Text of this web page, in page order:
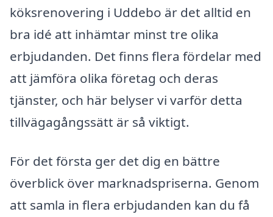
köksrenovering i Uddebo är det alltid en
bra idé att inhämtar minst tre olika
erbjudanden. Det finns flera fördelar med
att jämföra olika företag och deras
tjänster, och här belyser vi varför detta
tillvägagångssätt är så viktigt.
För det första ger det dig en bättre
överblick över marknadspriserna. Genom
att samla in flera erbjudanden kan du få